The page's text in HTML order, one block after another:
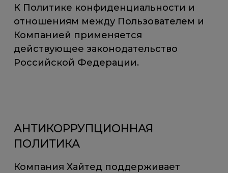
К Политике конфиденциальности и
отношениям между Пользователем и
Компанией применяется
действующее законодательство
Российской Федерации.
АНТИКОРРУПЦИОННАЯ
ПОЛИТИКА
Компания Хайтед поддерживает